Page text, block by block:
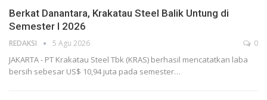
Berkat Danantara, Krakatau Steel Balik Untung di
Semester I 2026
REDAKSI 5 Agu 2026 0
JAKARTA - PT Krakatau Steel Tbk (KRAS) berhasil mencatatkan laba
bersih sebesar US$ 10,94 juta pada semester…